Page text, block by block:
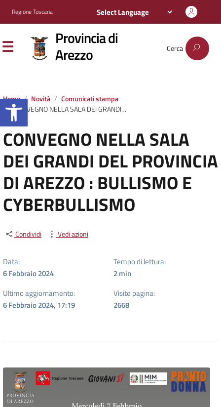
Apri la barra degli strumenti
Regione Toscana
Provincia di
Arezzo Cerca
Home Novità
Comunicati stampa
CONVEGNO NELLA SALA DEI GRANDI DEL PROVINCIA DI AREZZO : BULLISMO E CYBERBULLISMO
CONVEGNO NELLA SALA
DEI GRANDI DEL PROVINCIA
DI AREZZO : BULLISMO E
CYBERBULLISMO
Condividi Vedi azioni
Data:
6 Febbraio 2024
Tempo di lettura:
2min
Ultimo aggiornamento:
6 Febbraio 2024, 17:19
Visite pagina:
2668